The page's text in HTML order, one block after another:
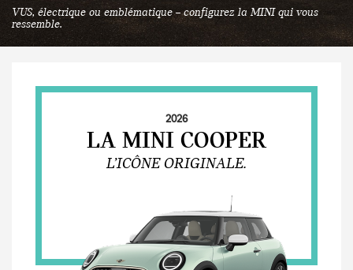
VUS, électrique ou emblématique – configurez la MINI qui vous
ressemble.
2026
LA MINI COOPER
L’ICÔNE ORIGINALE.